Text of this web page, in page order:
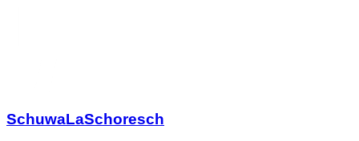
SchuwaLaSchoresch